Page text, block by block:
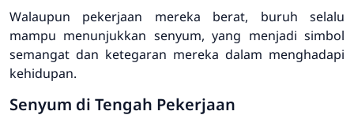
Walaupun pekerjaan mereka berat, buruh selalu
mampu menunjukkan senyum, yang menjadi simbol
semangat dan ketegaran mereka dalam menghadapi
kehidupan.
Senyum di Tengah Pekerjaan